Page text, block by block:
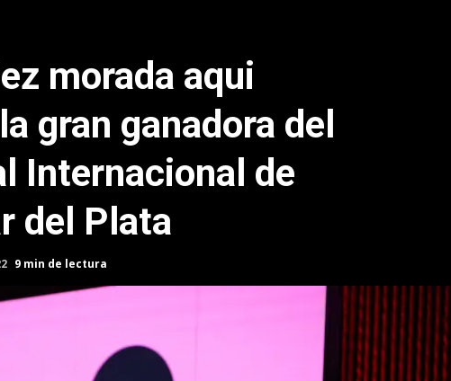
morada aqui
gran ganadora del
Internacional de
del Plata
9 min de lectura